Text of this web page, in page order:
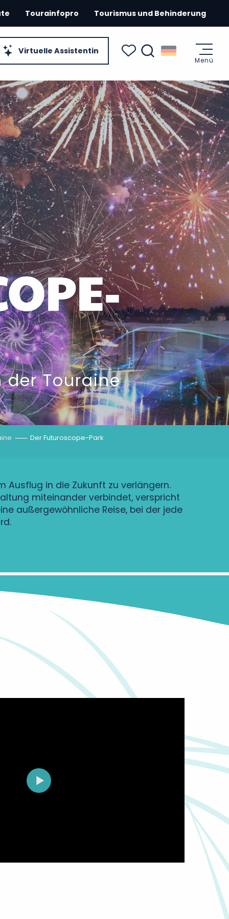
Virtuelle Assistentin
Tourainfopro Tourismus und Behinderung
Menü
Touraine
Der Futuroscope-Park
Ausflug in die Zukunft zu verlängern.
miteinander verbindet, verspricht
außergewöhnliche Reise, bei der jede